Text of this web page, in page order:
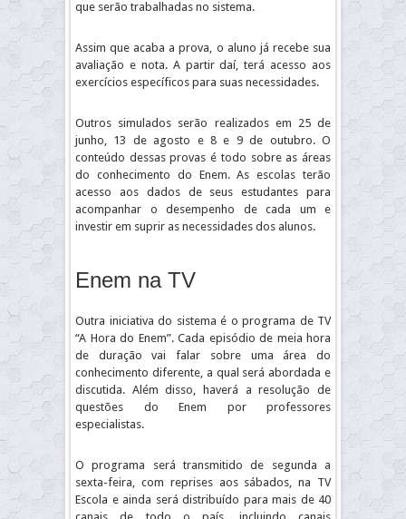
que serão trabalhadas no sistema.
Assim que acaba a prova, o aluno já recebe sua
avaliação e nota. A partir daí, terá acesso aos
exercícios específicos para suas necessidades.
Outros simulados serão realizados em 25 de
junho, 13 de agosto e 8 e 9 de outubro. O
conteúdo dessas provas é todo sobre as áreas
do conhecimento do Enem. As escolas terão
acesso aos dados de seus estudantes para
acompanhar o desempenho de cada um e
investir em suprir as necessidades dos alunos.
Enem na TV
Outra iniciativa do sistema é o programa de TV
“A Hora do Enem”. Cada episódio de meia hora
de duração vai falar sobre uma área do
conhecimento diferente, a qual será abordada e
discutida. Além disso, haverá a resolução de
questões do Enem por professores
especialistas.
O programa será transmitido de segunda a
sexta-feira, com reprises aos sábados, na TV
Escola e ainda será distribuído para mais de 40